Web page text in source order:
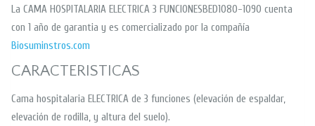
La CAMA HOSPITALARIA ELECTRICA 3 FUNCIONESBED1080-1090 cuenta
con 1 año de garantia y es comercializado por la compañía
Biosuminstros.com
CARACTERISTICAS
Cama hospitalaria ELECTRICA de 3 funciones (elevación de espaldar,
elevación de rodilla, y altura del suelo).